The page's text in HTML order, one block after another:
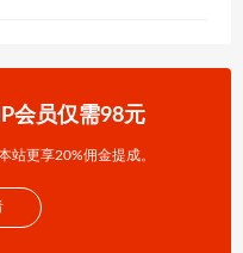
会员仅需98元
站更享20%佣金提成。